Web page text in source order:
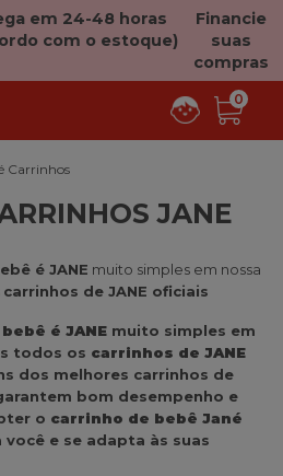
em 24-48 horas
com o estoque)
Financie
suas
compras
0
Carrinhos
JANE
é JANE muito simples em nossa
carrinhos de JANE oficiais
é JANE muito simples em
todos os carrinhos de JANE
dos melhores carrinhos de
bom desempenho e
o carrinho de bebê Jané
e se adapta às suas
Filtro
×
Categorías

